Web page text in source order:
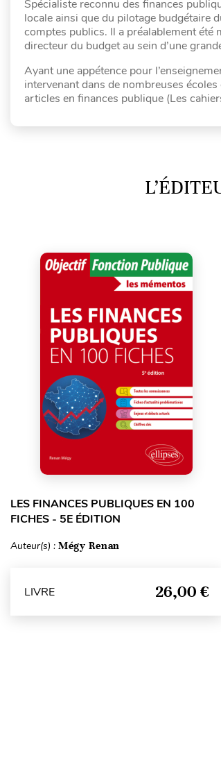
Spécialiste reconnu des finances
locale ainsi que du pilotage budgétaire
comptes publics. Il a préalablement été
directeur du budget au sein d’une
Ayant une appétence pour
intervenant dans de nombreuses
articles en finances publique (Les
LES FINANCES PUBLIQUES EN 100
FICHES - 5E ÉDITION
Auteur(s) : Mégy Renan
LIVRE 26,00 €